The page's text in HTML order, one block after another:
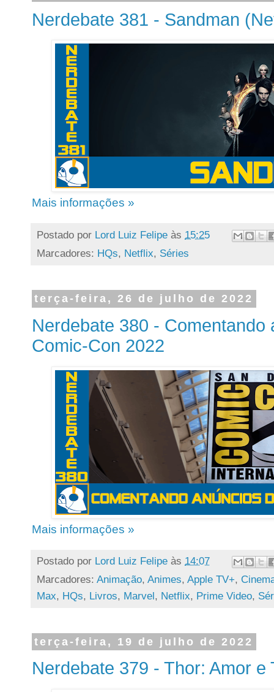
Nerdebate 381 - Sandman
Mais informações »
Postado por Lord Luiz Felipe às 15:25
Marcadores: HQs, Netflix, Séries
terça-feira, 26 de julho de 2022
Nerdebate 380 - Comentando
Comic-Con 2022
Mais informações »
Postado por Lord Luiz Felipe às 14:07
Marcadores: Animação, Animes, Apple TV+,
Max, HQs, Livros, Marvel, Netflix, Prime Video,
terça-feira, 19 de julho de 2022
Nerdebate 379 - Thor: Amor e